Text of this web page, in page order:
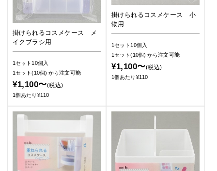
掛けられるコスメケース メ
イクブラシ用
1セット10個入
1セット(10個)から注文可能
¥1,100〜(税込)
1個あたり¥110
掛けられるコスメケース 小
物用
1セット10個入
1セット(10個)から注文可能
¥1,100〜(税込)
1個あたり¥110